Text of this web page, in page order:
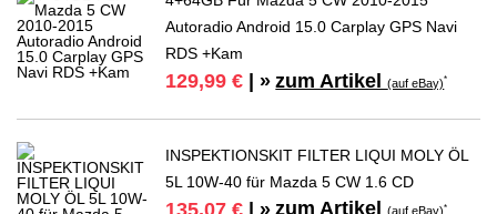
Autoradio Android 15.0 Carplay GPS Navi
RDS +Kam
129,99 € | » zum Artikel(auf eBay)*
INSPEKTIONSKIT FILTER LIQUI MOLY ÖL
5L 10W-40 für Mazda 5 CW 1.6 CD
zum Artikel(auf eBay)*